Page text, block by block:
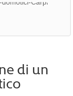
di un